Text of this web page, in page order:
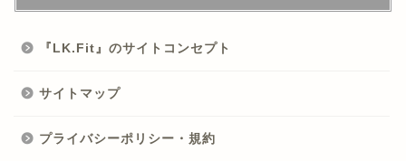
『LK.Fit』のサイトコンセプト
サイトマップ
プライバシーポリシー・規約